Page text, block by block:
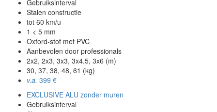
Gebruiksinterval
Stalen constructie
tot 60 km/u
1 < 5 mm
Oxford-stof met PVC
Aanbevolen door professionals
2x2, 2x3, 3x3, 3x4.5, 3x6 (m)
30, 37, 38, 48, 61 (kg)
v.a. 399 €
EXCLUSIVE ALU zonder muren
Gebruiksinterval